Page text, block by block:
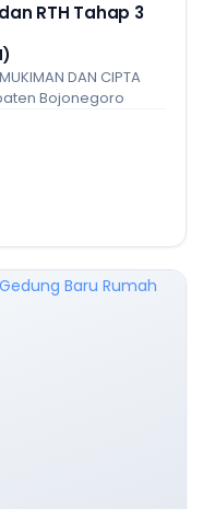
RTH Tahap 3
DAN CIPTA
Bojonegoro